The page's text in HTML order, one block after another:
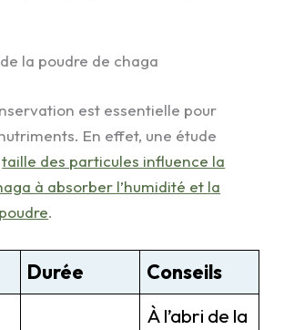
la poudre de chaga
est essentielle pour
En effet, une étude
taille des particules influence la
à absorber l’humidité et la
.
Durée Conseils
À l’abri de la